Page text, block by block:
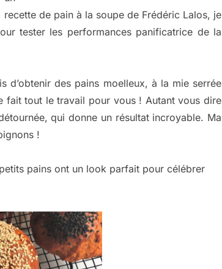
de pain à la soupe de Frédéric Lalos, je
tester les performances panificatrice de la
d’obtenir des pains moelleux, à la mie serrée
fait tout le travail pour vous ! Autant vous dire
qui donne un résultat incroyable. Ma
!
pains ont un look parfait pour célébrer